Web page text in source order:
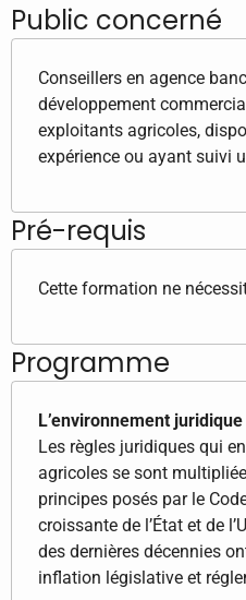
Public concerné
Conseillers en agence
développement
exploitants agricoles,
expérience ou ayant suivi
Pré-requis
Cette formation ne
Programme
L’environnement
Les règles juridiques qui
agricoles se sont
principes posés par le
croissante de l’État et de
des dernières décennies
inflation législative et